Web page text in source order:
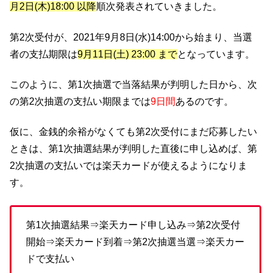
月2日(木)18:00 以降順次発表されていきました。
第2次受付が、2021年9月8日(水)14:00から始まり、当選
者の支払期限は9月11日(土) 23:00 までとなっています。
このように、第1次抽選で当落結果が判明した日から、次
の第2次抽選の支払い期限までは9日間あるのです。
仮に、金銭的余裕がなくても第2次受付にまだ応募したい
ときは、第1次抽選結果が判明した直後に申し込めば、第
2次抽選の支払いでは楽天カードが使えるようになりま
す。
第1次抽選結果⇒楽天カード申し込み⇒第2次受付
開始⇒楽天カード到着⇒第2次抽選当選⇒楽天カー
ドで支払い